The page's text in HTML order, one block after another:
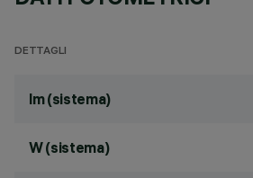
DETTAGLI
lm (sistema)
W (sistema)